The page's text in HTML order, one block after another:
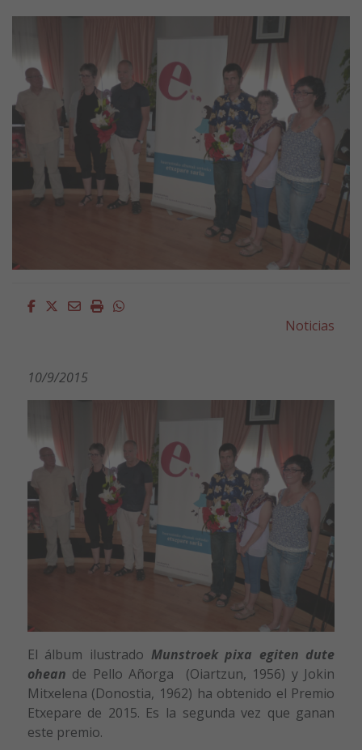
Facebook
Twitter
EmailImprimirWhatsapp
Noticias
10/9/2015
El álbum ilustrado Munstroek pixa egiten dute
ohean de Pello Añorga (Oiartzun, 1956) y Jokin
Mitxelena (Donostia, 1962) ha obtenido el Premio
Etxepare de 2015. Es la segunda vez que ganan
este premio.